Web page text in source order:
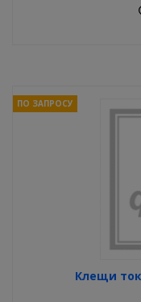
Клещи
ПО ЗАПРОСУ